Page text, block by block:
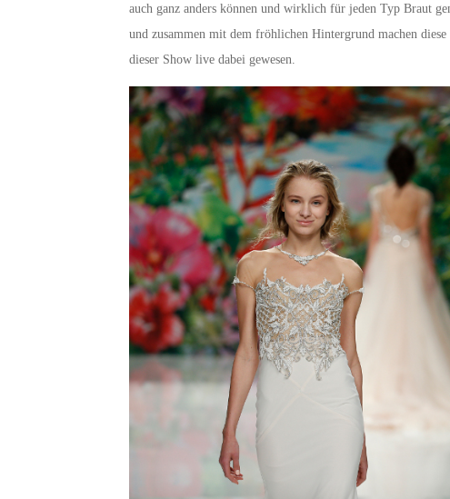
auch ganz anders können und wirklich für jeden Typ Braut
und zusammen mit dem fröhlichen Hintergrund machen
dieser Show live dabei gewesen.